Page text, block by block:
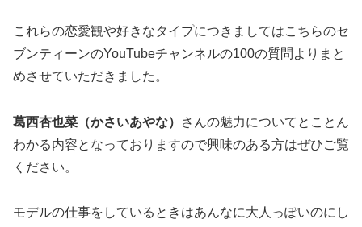
これらの恋愛観や好きなタイプにつきましてはこちらのセ
ブンティーンのYouTubeチャンネルの100の質問よりまと
めさせていただきました。
葛西杏也菜（かさいあやな）
さんの魅力についてとことん
わかる内容となっておりますので興味のある方はぜひご覧
ください。
モデルの仕事をしているときはあんなに大人っぽいのにし